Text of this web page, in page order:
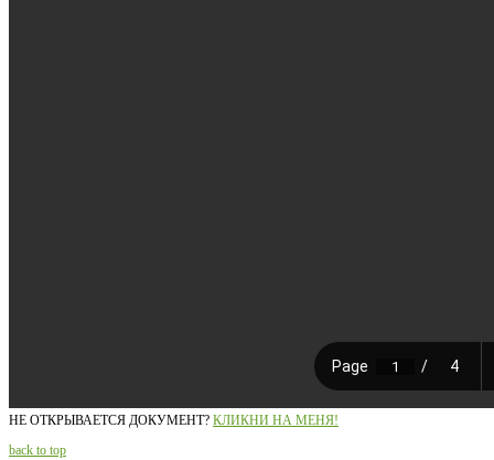
НЕ ОТКРЫВАЕТСЯ ДОКУМЕНТ? КЛИКНИ НА МЕНЯ!
back to top